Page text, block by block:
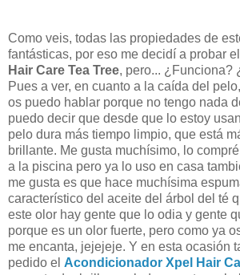
Como veis, todas las propiedades de
fantásticas, por eso me decidí a probar el
Hair Care Tea Tree, pero... ¿Funciona?
Pues a ver, en cuanto a la caída del
os puedo hablar porque no tengo nada
puedo decir que desde que lo estoy
pelo dura más tiempo limpio, que está
brillante. Me gusta muchísimo, lo
a la piscina pero ya lo uso en casa
me gusta es que hace muchísima
característico del aceite del árbol del té
este olor hay gente que lo odia y gente
porque es un olor fuerte, pero como ya
me encanta, jejejeje. Y en esta ocasión
pedido el Acondicionador Xpel Hair